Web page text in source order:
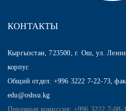
КОНТАКТЫ
Кыргызстан, 723500, г. Ош, ул.
корпус
Общий отдел: +996 3222 7-22-73,
edu@oshsu.kg
Приемная комиссия: +996 3222 7-08-